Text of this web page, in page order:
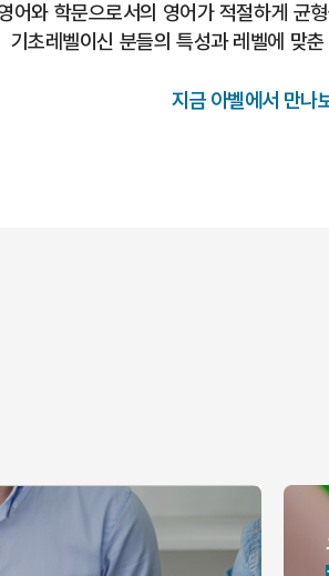
어와 학문으로서의 영어가 적절하게 균
기초레벨이신 분들의 특성과 레벨에 맞춘
지금 아벨에서 만나